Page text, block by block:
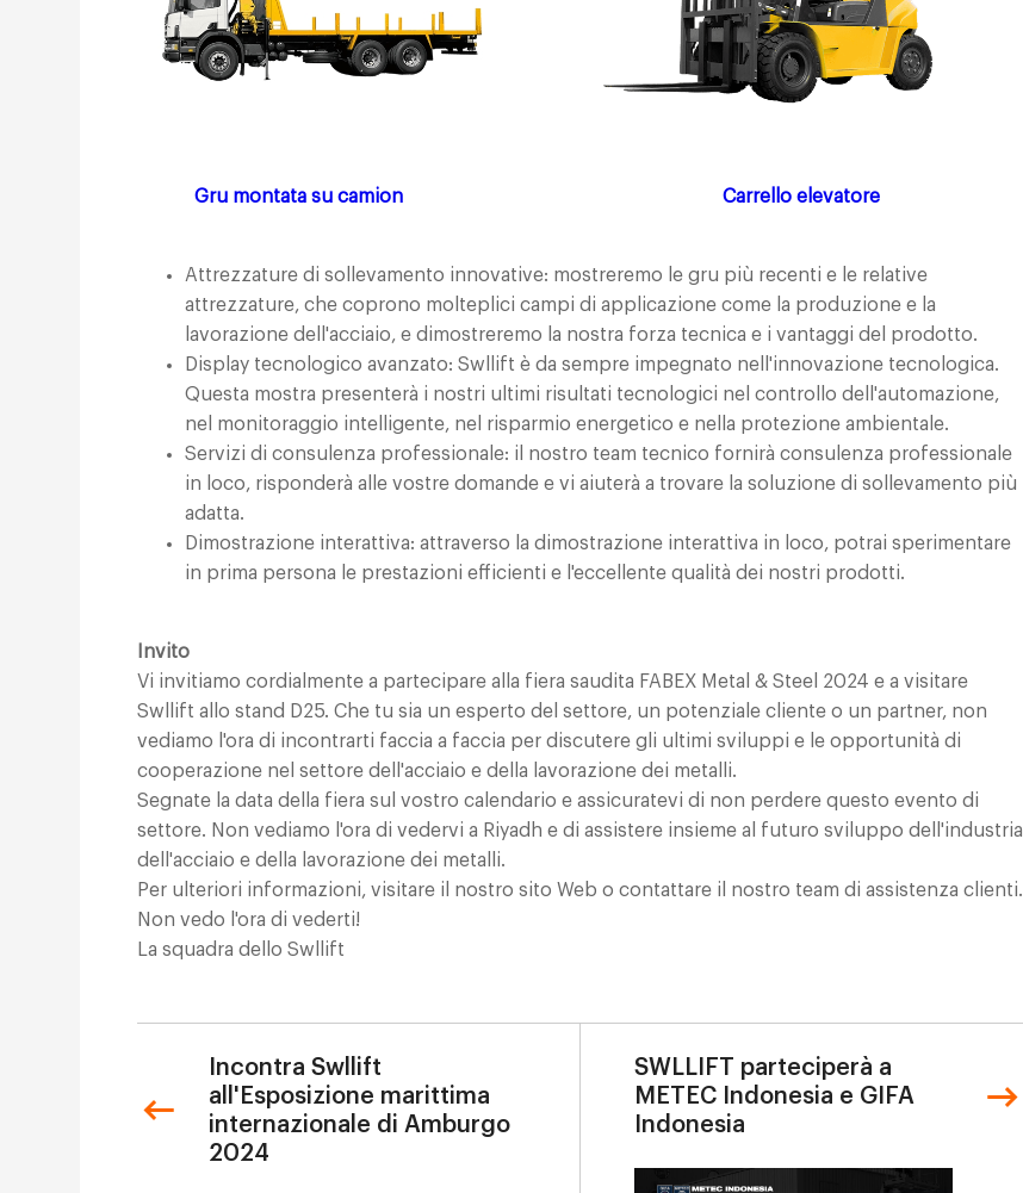
Gru montata su camion Carrello elevatore
Attrezzature di sollevamento innovative: mostreremo le gru più recenti e le relative
attrezzature, che coprono molteplici campi di applicazione come la produzione e la
lavorazione dell'acciaio, e dimostreremo la nostra forza tecnica e i vantaggi del prodotto.
Display tecnologico avanzato: Swllift è da sempre impegnato nell'innovazione tecnologica.
Questa mostra presenterà i nostri ultimi risultati tecnologici nel controllo dell'automazione,
nel monitoraggio intelligente, nel risparmio energetico e nella protezione ambientale.
Servizi di consulenza professionale: il nostro team tecnico fornirà consulenza professionale
in loco, risponderà alle vostre domande e vi aiuterà a trovare la soluzione di sollevamento più
adatta.
Dimostrazione interattiva: attraverso la dimostrazione interattiva in loco, potrai sperimentare
in prima persona le prestazioni efficienti e l'eccellente qualità dei nostri prodotti.
Invito
Vi invitiamo cordialmente a partecipare alla fiera saudita FABEX Metal & Steel 2024 e a visitare
Swllift allo stand D25. Che tu sia un esperto del settore, un potenziale cliente o un partner, non
vediamo l'ora di incontrarti faccia a faccia per discutere gli ultimi sviluppi e le opportunità di
cooperazione nel settore dell'acciaio e della lavorazione dei metalli.
Segnate la data della fiera sul vostro calendario e assicuratevi di non perdere questo evento di
settore. Non vediamo l'ora di vedervi a Riyadh e di assistere insieme al futuro sviluppo dell'industria
dell'acciaio e della lavorazione dei metalli.
Per ulteriori informazioni, visitare il nostro sito Web o contattare il nostro team di assistenza clienti.
Non vedo l'ora di vederti!
La squadra dello Swllift
Incontra Swllift
all'Esposizione marittima
internazionale di Amburgo
2024
SWLLIFT parteciperà a
METEC Indonesia e GIFA
Indonesia